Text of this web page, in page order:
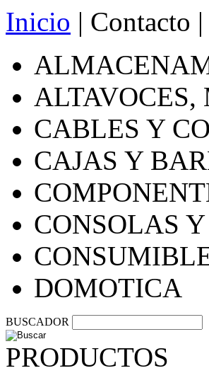
Inicio | Contacto |
ALTAVOCES,
CABLES Y
CAJAS Y
CONSOLAS
DOMOTICA
BUSCADOR
PRODUCTOS